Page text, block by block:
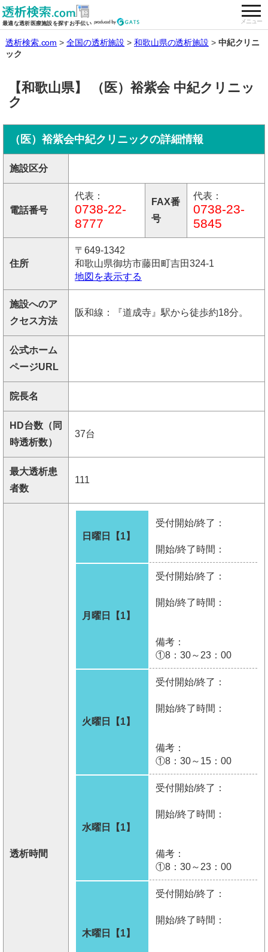
最適な透析医療施設を探すお手伝い メニュー
全国の透析施設を検索する
透析検索.com 全国の透析施設 和歌山県の透析施設
中紀クリニ
ック
【和歌山県】 （医）裕紫会 中紀クリニッ
ク
（医）裕紫会中紀クリニックの詳細情報
施設区分
電話番号
代表：
0738-22-
8777
FAX番
号
代表：
0738-23-
5845
住所
〒649-1342
和歌山県御坊市藤田町吉田324-1
地図を表示する
施設へのア
クセス方法
阪和線：『道成寺』駅から徒歩約18分。
公式ホーム
ページURL
院長名
HD台数（同
時透析数）
37台
最大透析患
者数
111
透析時間
日曜日【1】
受付開始/終了：
開始/終了時間：
月曜日【1】
受付開始/終了：
開始/終了時間：
備考：
①8：30～23：00
火曜日【1】
受付開始/終了：
開始/終了時間：
備考：
①8：30～15：00
水曜日【1】
受付開始/終了：
開始/終了時間：
備考：
①8：30～23：00
木曜日【1】
受付開始/終了：
開始/終了時間：